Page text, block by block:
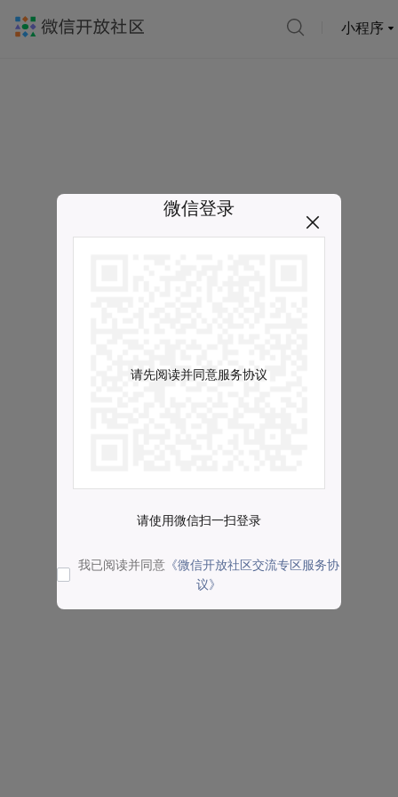
小程序
微信登录
请先阅读并同意服务协议
请使用微信扫一扫登录
我已阅读并同意 《微信开放社区交流专区服务协
议》